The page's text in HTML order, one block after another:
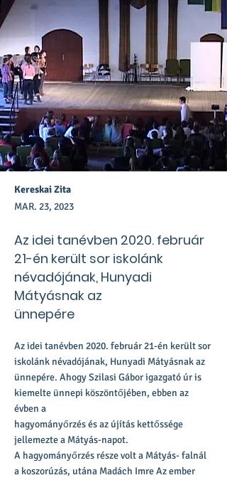
Kereskai Zita
MAR. 23, 2023
Az idei tanévben 2020. február
21-én került sor iskolánk
névadójának, Hunyadi
Mátyásnak az
ünnepére
Az idei tanévben 2020. február 21-én került sor
iskolánk névadójának, Hunyadi Mátyásnak az
ünnepére. Ahogy Szilasi Gábor igazgató úr is
kiemelte ünnepi köszöntőjében, ebben az
évben a
hagyományőrzés és az újítás kettőssége
jellemezte a Mátyás-napot.
A hagyományőrzés része volt a Mátyás- falnál
a koszorúzás, utána Madách Imre Az ember